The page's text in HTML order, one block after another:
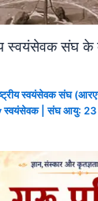
स्वयंसेवक संघ के
स्वयंसेवक संघ
स्वयंसेवक | संघ आयु: 23